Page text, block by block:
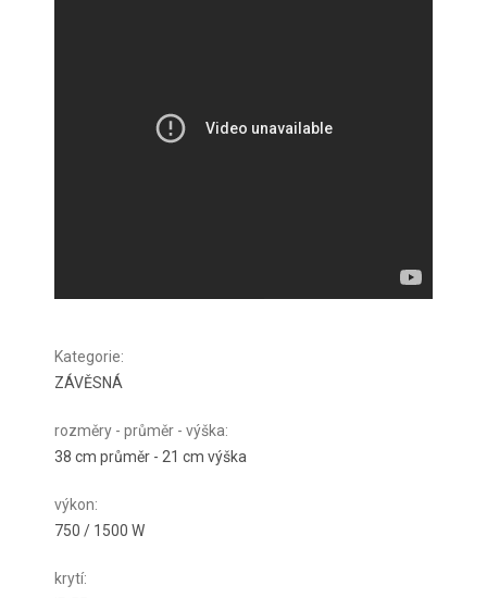
Kategorie:
ZÁVĚSNÁ
rozměry - průměr - výška:
38 cm průměr - 21 cm výška
výkon:
750 / 1500 W
krytí: